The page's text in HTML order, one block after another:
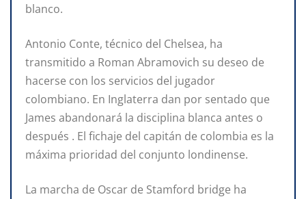
blanco.
Antonio Conte, técnico del Chelsea, ha
transmitido a Roman Abramovich su deseo de
hacerse con los servicios del jugador
colombiano. En Inglaterra dan por sentado que
James abandonará la disciplina blanca antes o
después . El fichaje del capitán de colombia es la
máxima prioridad del conjunto londinense.
La marcha de Oscar de Stamford bridge ha